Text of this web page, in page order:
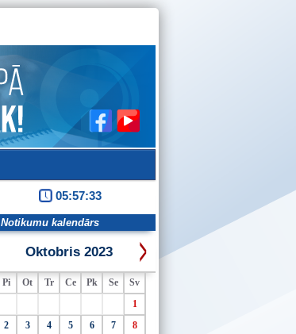
05:57:34
Notikumu kalendārs
Oktobris 2023
Pi Ot Tr Ce Pk Se
Sv
1
2
3 4 5 6 7
8